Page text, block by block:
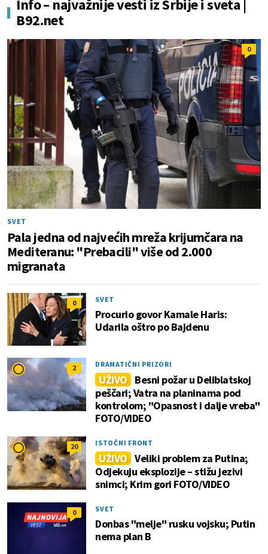
Info – najvažnije vesti iz Srbije i sveta |
B92.net
0
SVET
Pala jedna od najvećih mreža krijumčara na
Mediteranu: "Prebacili" više od 2.000
migranata
0 SVET
Procurio govor Kamale Haris:
Udarila oštro po Bajdenu
2 DRAMATIČNI PRIZORI
UŽIVO Besni požar u Deliblatskoj
peščari; Vatra na planinama pod
kontrolom; "Opasnost i dalje vreba"
FOTO/VIDEO
20 ISTOČNI FRONT
UŽIVO Veliki problem za Putina;
Odjekuju eksplozije – stižu jezivi
snimci; Krim gori FOTO/VIDEO
0 SVET
Donbas "melje" rusku vojsku; Putin
nema plan B